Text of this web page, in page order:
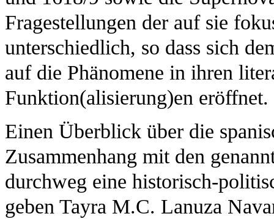
Fragestellungen der auf sie
unterschiedlich, so dass sich
auf die Phänomene in ihren
Funktion(alisierung)en eröffnet.
Einen Überblick über die
Zusammenhang mit den
durchweg eine historisch-
geben Tayra M.C. Lanuza